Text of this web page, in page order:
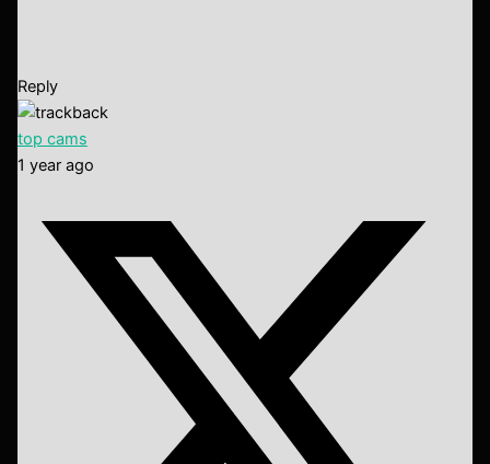
Reply
top cams
1 year ago